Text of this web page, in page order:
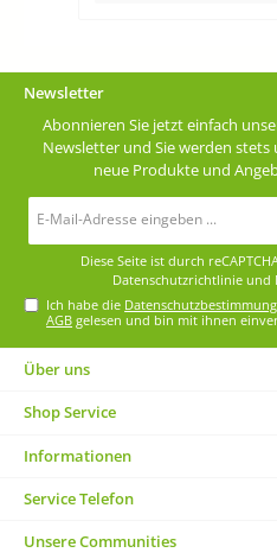
Newsletter
Abonnieren Sie jetzt einfach
Newsletter und Sie werden
neue Produkte und
Diese Seite ist durch
Datenschutzrichtlinie und
Ich habe die
AGB gelesen und bin mit ihnen
Über uns
Shop Service
Informationen
Service Telefon
Unsere Communities